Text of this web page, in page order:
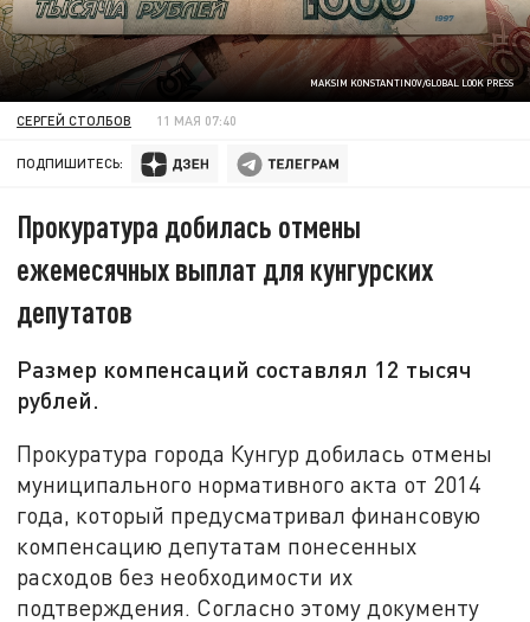
MAKSIM KONSTANTINOV/GLOBAL LOOK PRESS
СЕРГЕЙ СТОЛБОВ 11 МАЯ 07:40
ПОДПИШИТЕСЬ:
Прокуратура добилась отмены
ежемесячных выплат для кунгурских
депутатов
Размер компенсаций составлял 12 тысяч
рублей.
Прокуратура города Кунгур добилась отмены
муниципального нормативного акта от 2014
года, который предусматривал финансовую
компенсацию депутатам понесенных
расходов без необходимости их
подтверждения. Согласно этому документу